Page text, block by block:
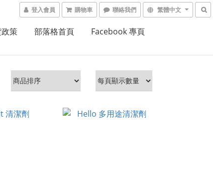
登入會員 購物車 聯絡我們 繁體中文
策 部落格首頁 Facebook 專頁